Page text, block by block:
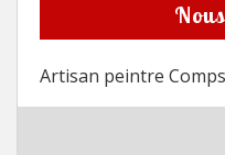
Artisan peintre